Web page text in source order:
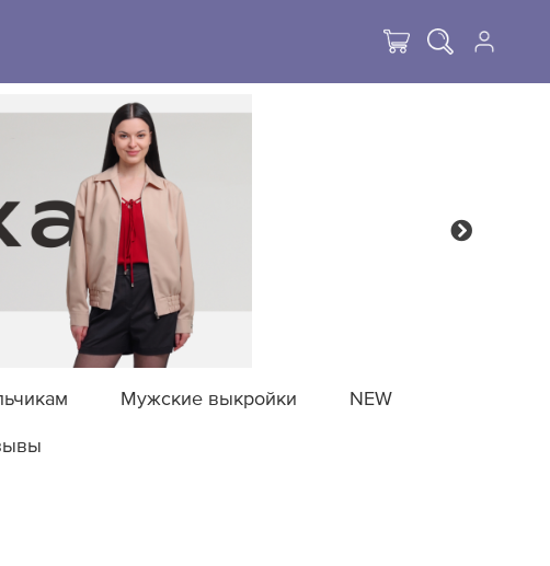
Мужские выкройки NEW